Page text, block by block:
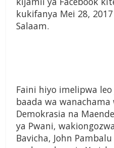
kukifanya Mei 28,
Salaam.
Faini hiyo imelipwa
baada wa wanachama
Demokrasia na
ya Pwani,
Bavicha, John